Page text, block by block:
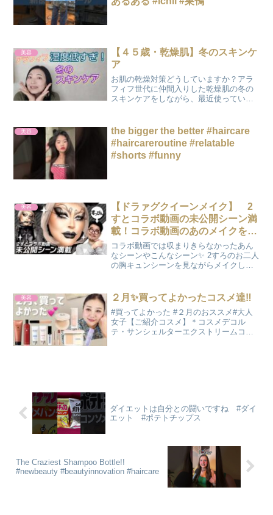
美容
【４５歳・乾燥肌】冬のスキンケ
ア
お肌の乾燥対策どうしていますか？アラ
フィフ世代に仲間入りした乾燥肌の冬の
スキンケアをしながら、最近使っている
りセット購入の方がお得な場合がありま
すよ(^_-)-☆ネイリパ...
美容
the bigger the better #haircare
#haircareroutine #relatable
#shorts #funny
美容
【ドラァグクイーンメイク】 2
すとコラボ動画の未公開シーン満
載！コラボ動画のあのメイクを再
現！
コラボ動画では収まりきらなかったあん
なシーンやこんなシーン✨ 2すろのお二人
の胸キュンシーンを見ながらメイクしま
たロック娘 ハード系バンギャに大変身
✅SNSinsta...
美容 ２月✨買ってよかったコスメ達‼️
#買ってよかった #２月のおススメ#大人
女子【ご紹介コスメ】＊コスメデコル
テ・サンシェルターエクストリームコン
ダイエットは自分との闘いですね #ダイ
エット #ポテトチップス
The Craziest Shampoo Bottle!!
#newbeauty #beautyinnovation #haircare